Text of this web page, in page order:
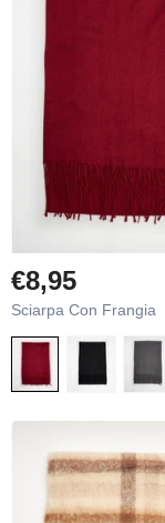
Sciarpa Con Frangia
€8,95